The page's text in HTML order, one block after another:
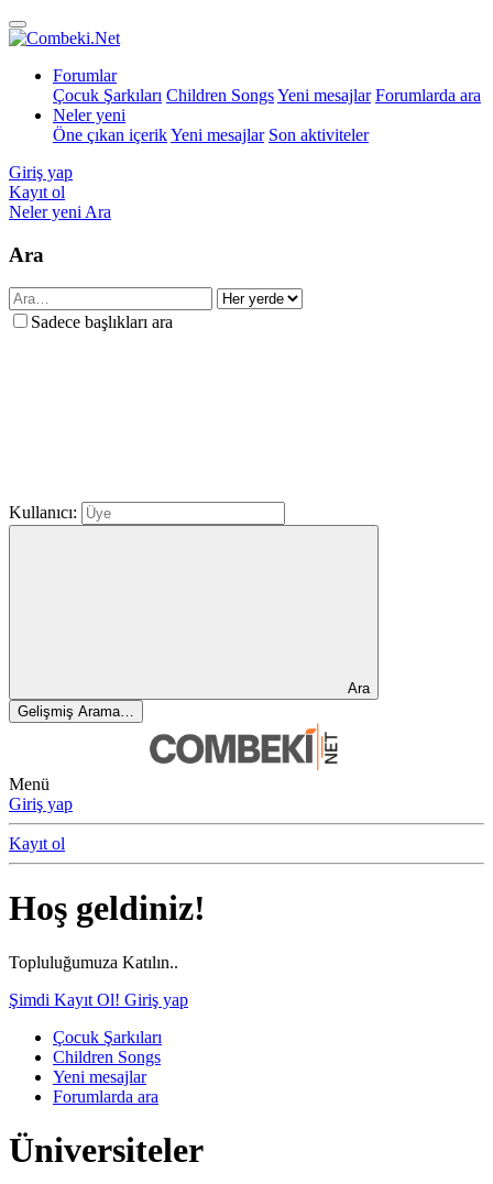
Forumlar
Çocuk Şarkıları Children SongsYeni mesajlar Forumlarda ara
Neler yeni
Öne çıkan içerikYeni mesajlar Son aktiviteler
Giriş yap
Kayıt ol
Neler yeni Ara
Ara
Sadece başlıkları ara
Kullanıcı:
Ara
Gelişmiş Arama…
Menü
Giriş yap
Kayıt ol
Hoş geldiniz!
Topluluğumuza Katılın..
Şimdi Kayıt Ol! Giriş yap
Çocuk Şarkıları
Children Songs
Yeni mesajlar
Forumlarda ara
Üniversiteler